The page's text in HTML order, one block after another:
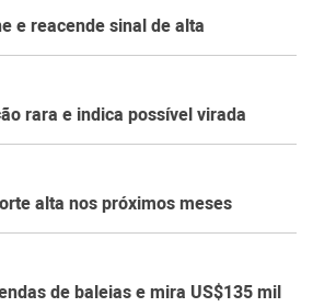
e reacende sinal de alta
rara e indica possível virada
alta nos próximos meses
de baleias e mira US$135 mil